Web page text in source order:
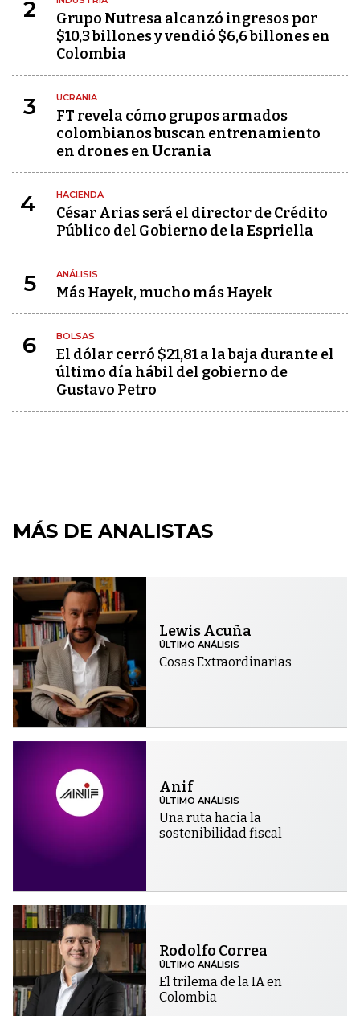
2
Grupo Nutresa alcanzó ingresos por
$10,3 billones y vendió $6,6 billones en
Colombia
3 UCRANIA
FT revela cómo grupos armados
colombianos buscan entrenamiento
en drones en Ucrania
4 HACIENDA
César Arias será el director de Crédito
Público del Gobierno de la Espriella
5 ANÁLISIS
Más Hayek, mucho más Hayek
6 BOLSAS
El dólar cerró $21,81 a la baja durante el
último día hábil del gobierno de
Gustavo Petro
MÁS DE ANALISTAS
Lewis Acuña
ÚLTIMO ANÁLISIS
Cosas Extraordinarias
Anif
ÚLTIMO ANÁLISIS
Una ruta hacia la
sostenibilidad fiscal
Rodolfo Correa
ÚLTIMO ANÁLISIS
El trilema de la IA en
Colombia